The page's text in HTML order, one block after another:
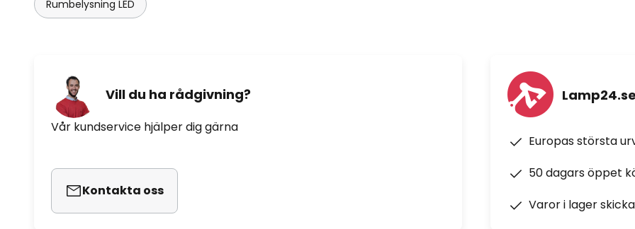
Rumbelysning LED
Vill du ha rådgivning?
Vår kundservice hjälper dig gärna
Kontakta oss
Europas största
50 dagars öppet
Varor i lager